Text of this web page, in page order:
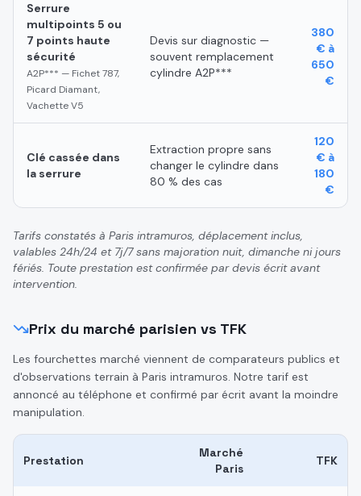
Serrure
multipoints 5 ou
7 points haute
sécurité
A2P*** — Fichet 787,
Picard Diamant,
Vachette V5
Devis sur diagnostic —
souvent remplacement
cylindre A2P***
380
€ à
650
€
Clé cassée dans
la serrure
Extraction propre sans
changer le cylindre dans
80 % des cas
120
€ à
180
€
Tarifs constatés à Paris intramuros, déplacement inclus,
valables 24h/24 et 7j/7 sans majoration nuit, dimanche ni jours
fériés. Toute prestation est confirmée par devis écrit avant
intervention.
Prix du marché parisien vs TFK
Les fourchettes marché viennent de comparateurs publics et
d'observations terrain à Paris intramuros. Notre tarif est
annoncé au téléphone et confirmé par écrit avant la moindre
manipulation.
Prestation
Marché
Paris
TFK